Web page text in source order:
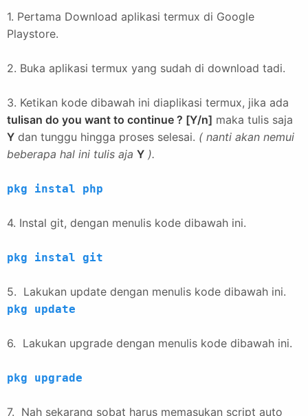
1. Pertama Download aplikasi termux di Google
Playstore.
2. Buka aplikasi termux yang sudah di download tadi.
3. Ketikan kode dibawah ini diaplikasi termux, jika ada
tulisan do you want to continue ? [Y/n] maka tulis saja
Y dan tunggu hingga proses selesai. ( nanti akan nemui
beberapa hal ini tulis aja Y ).
pkg instal php
4. Instal git, dengan menulis kode dibawah ini.
pkg instal git
5. Lakukan update dengan menulis kode dibawah ini.
pkg update
6. Lakukan upgrade dengan menulis kode dibawah ini.
pkg upgrade
7. Nah sekarang sobat harus memasukan script auto